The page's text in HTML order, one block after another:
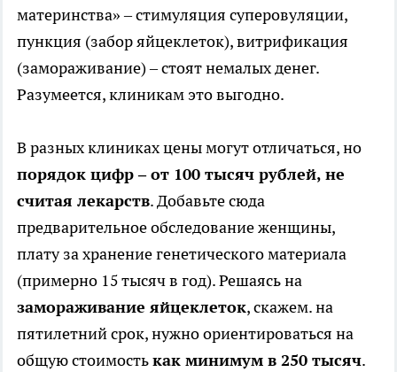
материнства» – стимуляция суперовуляции,
пункция (забор яйцеклеток), витрификация
(замораживание) – стоят немалых денег.
Разумеется, клиникам это выгодно.
В разных клиниках цены могут отличаться, но
порядок цифр – от 100 тысяч рублей, не
считая лекарств. Добавьте сюда
предварительное обследование женщины,
плату за хранение генетического материала
(примерно 15 тысяч в год). Решаясь на
замораживание яйцеклеток, скажем. на
пятилетний срок, нужно ориентироваться на
общую стоимостькак минимум в 250 тысяч.